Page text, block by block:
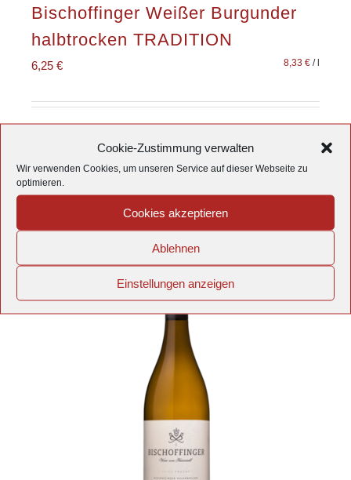
Cookie-Zustimmung verwalten
Wir verwenden Cookies, um unseren Service auf dieser Webseite zu
optimieren.
Cookies akzeptieren
Ablehnen
Einstellungen anzeigen
Bischoffinger Weißer Burgunder
halbtrocken TRADITION
6,25 € 8,33 € /l
Produkt enthält: 0,75